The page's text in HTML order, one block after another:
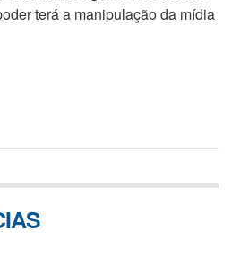
terá a manipulação da mídia